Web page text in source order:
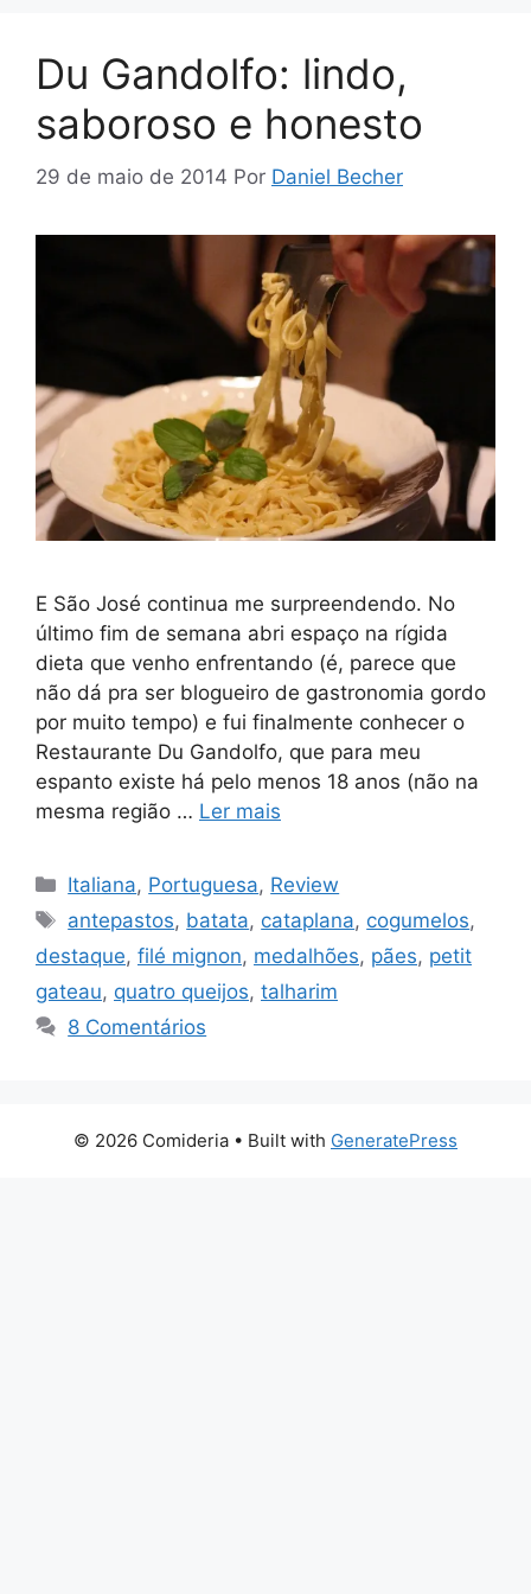
Du Gandolfo: lindo,
saboroso e honesto
29 de maio de 2014 Por Daniel Becher
E São José continua me surpreendendo. No
último fim de semana abri espaço na rígida
dieta que venho enfrentando (é, parece que
não dá pra ser blogueiro de gastronomia gordo
por muito tempo) e fui finalmente conhecer o
Restaurante Du Gandolfo, que para meu
espanto existe há pelo menos 18 anos (não na
mesma região … Ler mais
Categorias
Italiana, Portuguesa, Review
Tags
antepastos, batata, cataplana, cogumelos,
destaque, filé mignon, medalhões, pães, petit
gateau, quatro queijos, talharim
8 Comentários
© 2026 Comideria • Built with GeneratePress